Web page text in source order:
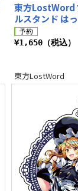
東方LostWord
ルスタンド は
¥1,650（税込）
東方LostWord